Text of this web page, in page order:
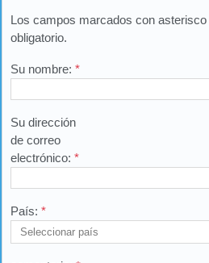
Los campos marcados con
obligatorio.
Su nombre: *
Su dirección
de correo
electrónico: *
País: *